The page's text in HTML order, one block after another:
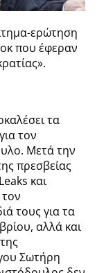
ερώτηση
που έφεραν
τα
τον
Μετά την
πρεσβείας
και
τους για τα
αλλά και
Σωτήρη